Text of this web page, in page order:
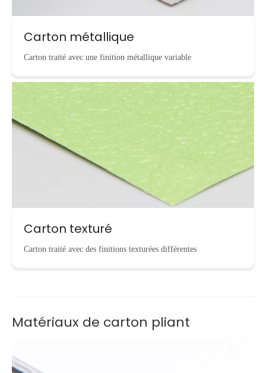
Carton métallique
Carton traité avec une finition métallique variable
Carton texturé
Carton traité avec des finitions texturées différentes
Matériaux de carton pliant